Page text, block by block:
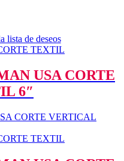
lista de deseos
TEXTIL
USA CORTE
6″
TEXTIL